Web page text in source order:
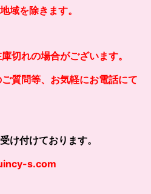
域を除きます。
切れの場合がございます。
質問等、お気軽にお電話にて
け付けております。
s.com